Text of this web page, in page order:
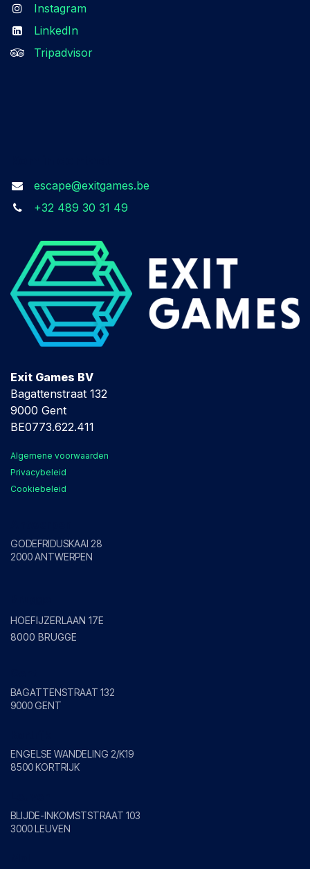
Instagram
LinkedIn
Tripadvisor
escape@exitgames.be
+32 489 30 31 49
Exit Games BV
Bagattenstraat 132
9000 Gent
BE0773.622.411
Algemene voorwaarden
Privacybeleid
Cookiebeleid
GODEFRIDUSKAAI 28
2000 ANTWERPEN
HOEFIJZERLAAN 17E
8000 BRUGGE
BAGATTENSTRAAT 132
9000 GENT
ENGELSE WANDELING 2/K19
8500 KORTRIJK
BLIJDE-INKOMSTSTRAAT 103
3000 LEUVEN